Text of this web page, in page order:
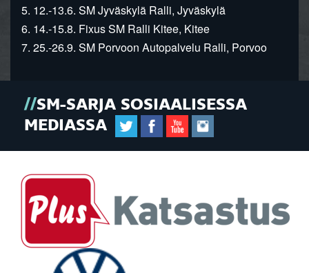
5. 12.-13.6. SM Jyväskylä Ralli, Jyväskylä
6. 14.-15.8. Fixus SM Ralli Kitee, Kitee
7. 25.-26.9. SM Porvoon Autopalvelu Ralli, Porvoo
SM-SARJA SOSIAALISESSA
MEDIASSA